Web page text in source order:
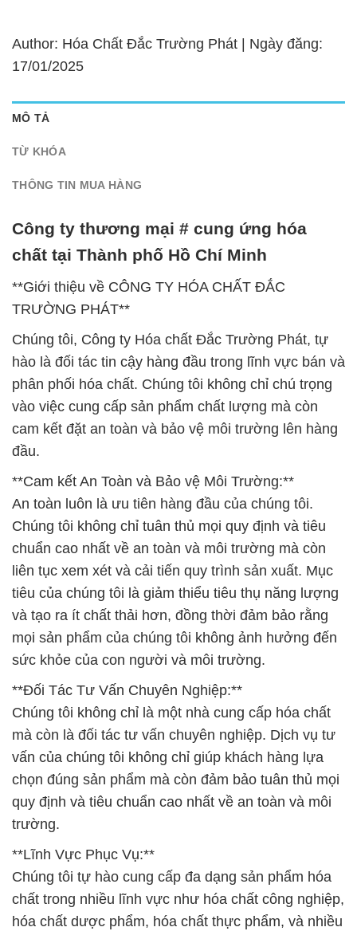
Author: Hóa Chất Đắc Trường Phát | Ngày đăng:
17/01/2025
MÔ TẢ
TỪ KHÓA
THÔNG TIN MUA HÀNG
Công ty thương mại # cung ứng hóa
chất tại Thành phố Hồ Chí Minh
**Giới thiệu về CÔNG TY HÓA CHẤT ĐẮC
TRƯỜNG PHÁT**
Chúng tôi, Công ty Hóa chất Đắc Trường Phát, tự
hào là đối tác tin cậy hàng đầu trong lĩnh vực bán và
phân phối hóa chất. Chúng tôi không chỉ chú trọng
vào việc cung cấp sản phẩm chất lượng mà còn
cam kết đặt an toàn và bảo vệ môi trường lên hàng
đầu.
**Cam kết An Toàn và Bảo vệ Môi Trường:**
An toàn luôn là ưu tiên hàng đầu của chúng tôi.
Chúng tôi không chỉ tuân thủ mọi quy định và tiêu
chuẩn cao nhất về an toàn và môi trường mà còn
liên tục xem xét và cải tiến quy trình sản xuất. Mục
tiêu của chúng tôi là giảm thiểu tiêu thụ năng lượng
và tạo ra ít chất thải hơn, đồng thời đảm bảo rằng
mọi sản phẩm của chúng tôi không ảnh hưởng đến
sức khỏe của con người và môi trường.
**Đối Tác Tư Vấn Chuyên Nghiệp:**
Chúng tôi không chỉ là một nhà cung cấp hóa chất
mà còn là đối tác tư vấn chuyên nghiệp. Dịch vụ tư
vấn của chúng tôi không chỉ giúp khách hàng lựa
chọn đúng sản phẩm mà còn đảm bảo tuân thủ mọi
quy định và tiêu chuẩn cao nhất về an toàn và môi
trường.
**Lĩnh Vực Phục Vụ:**
Chúng tôi tự hào cung cấp đa dạng sản phẩm hóa
chất trong nhiều lĩnh vực như hóa chất công nghiệp,
hóa chất dược phẩm, hóa chất thực phẩm, và nhiều